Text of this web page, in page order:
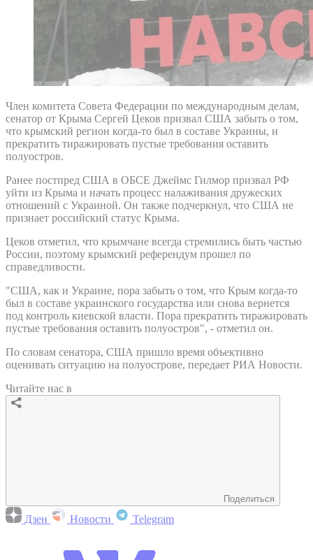
Член комитета Совета Федерации по международным делам,
сенатор от Крыма Сергей Цеков призвал США забыть о том,
что крымский регион когда-то был в составе Украины, и
прекратить тиражировать пустые требования оставить
полуостров.
Ранее постпред США в ОБСЕ Джеймс Гилмор призвал РФ
уйти из Крыма и начать процесс налаживания дружеских
отношений с Украиной. Он также подчеркнул, что США не
признает российский статус Крыма.
Цеков отметил, что крымчане всегда стремились быть частью
России, поэтому крымский референдум прошел по
справедливости.
"США, как и Украине, пора забыть о том, что Крым когда-то
был в составе украинского государства или снова вернется
под контроль киевской власти. Пора прекратить тиражировать
пустые требования оставить полуостров", - отметил он.
По словам сенатора, США пришло время объективно
оценивать ситуацию на полуострове, передает РИА Новости.
Читайте нас в
Поделиться
Дзен Новости Telegram